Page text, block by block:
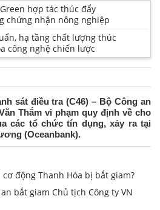
Green hợp tác thúc đẩy
chứng nhận nông nghiệp
hạ tầng chất lượng thúc
công nghệ chiến lược
sát điều tra (C46) – Bộ Công an
Thắm vi phạm quy định về cho
các tổ chức tín dụng, xảy ra tại
(Oceanbank).
động Thanh Hóa bị bắt giam?
bắt giam Chủ tịch Công ty VN